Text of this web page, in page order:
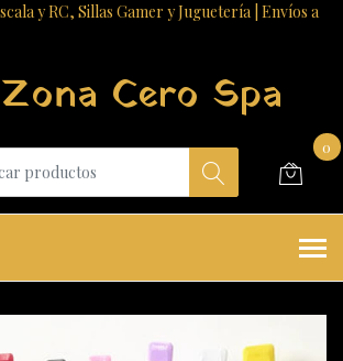
y RC, Sillas Gamer y Juguetería | Envíos a
Cero Spa
0